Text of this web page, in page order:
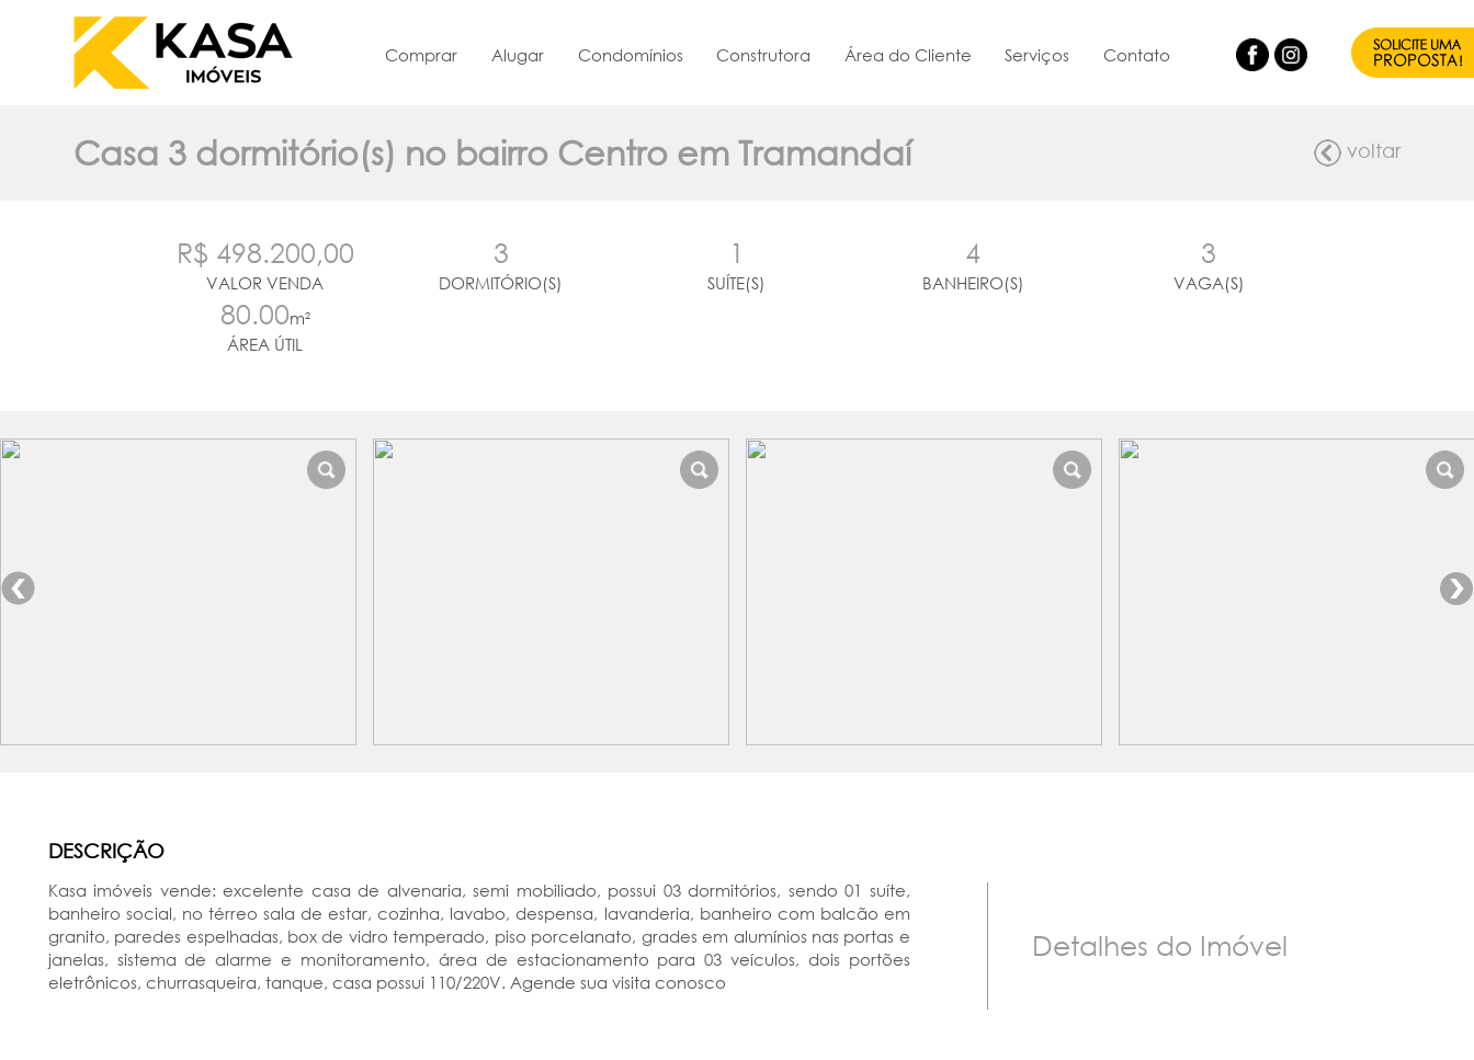
Comprar Alugar Condomínios Construtora Área do Cliente Serviços Contato
Casa 3 dormitório(s) no bairro Centro em Tramandaí voltar
R$ 498.200,00
VALOR VENDA
3
DORMITÓRIO(S)
1
SUÍTE(S)
4
BANHEIRO(S)
3
VAGA(S)
80.00m²
ÁREA ÚTIL
DESCRIÇÃO
Kasa imóveis vende: excelente casa de alvenaria, semi mobiliado, possui 03 dormitórios, sendo 01 suíte,
banheiro social, no térreo sala de estar, cozinha, lavabo, despensa, lavanderia, banheiro com balcão em
granito, paredes espelhadas, box de vidro temperado, piso porcelanato, grades em alumínios nas portas e
janelas, sistema de alarme e monitoramento, área de estacionamento para 03 veículos, dois portões
eletrônicos, churrasqueira, tanque, casa possui 110/220V. Agende sua visita conosco
Detalhes do Imóvel